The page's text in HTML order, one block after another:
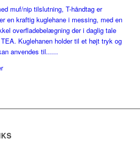
muf/nip tilslutning, T-håndtag er
en kraftig kuglehane i messing, med en
overfladebelægning der i daglig tale
Kuglehanen holder til et højt tryk og
anvendes til......